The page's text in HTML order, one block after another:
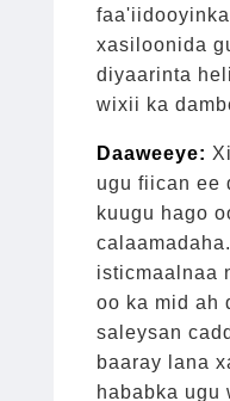
xasiloonida
diyaarinta
wixii ka
Daaweeye:
ugu fiican ee
kuugu hago
isticmaalnaa
oo ka mid ah
saleysan
baaray lana
hababka ugu